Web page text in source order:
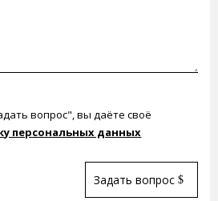
вопрос", вы даёте своё
персональных данных
Задать вопрос